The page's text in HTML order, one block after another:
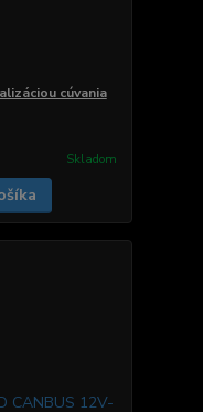
cúvania
Skladom